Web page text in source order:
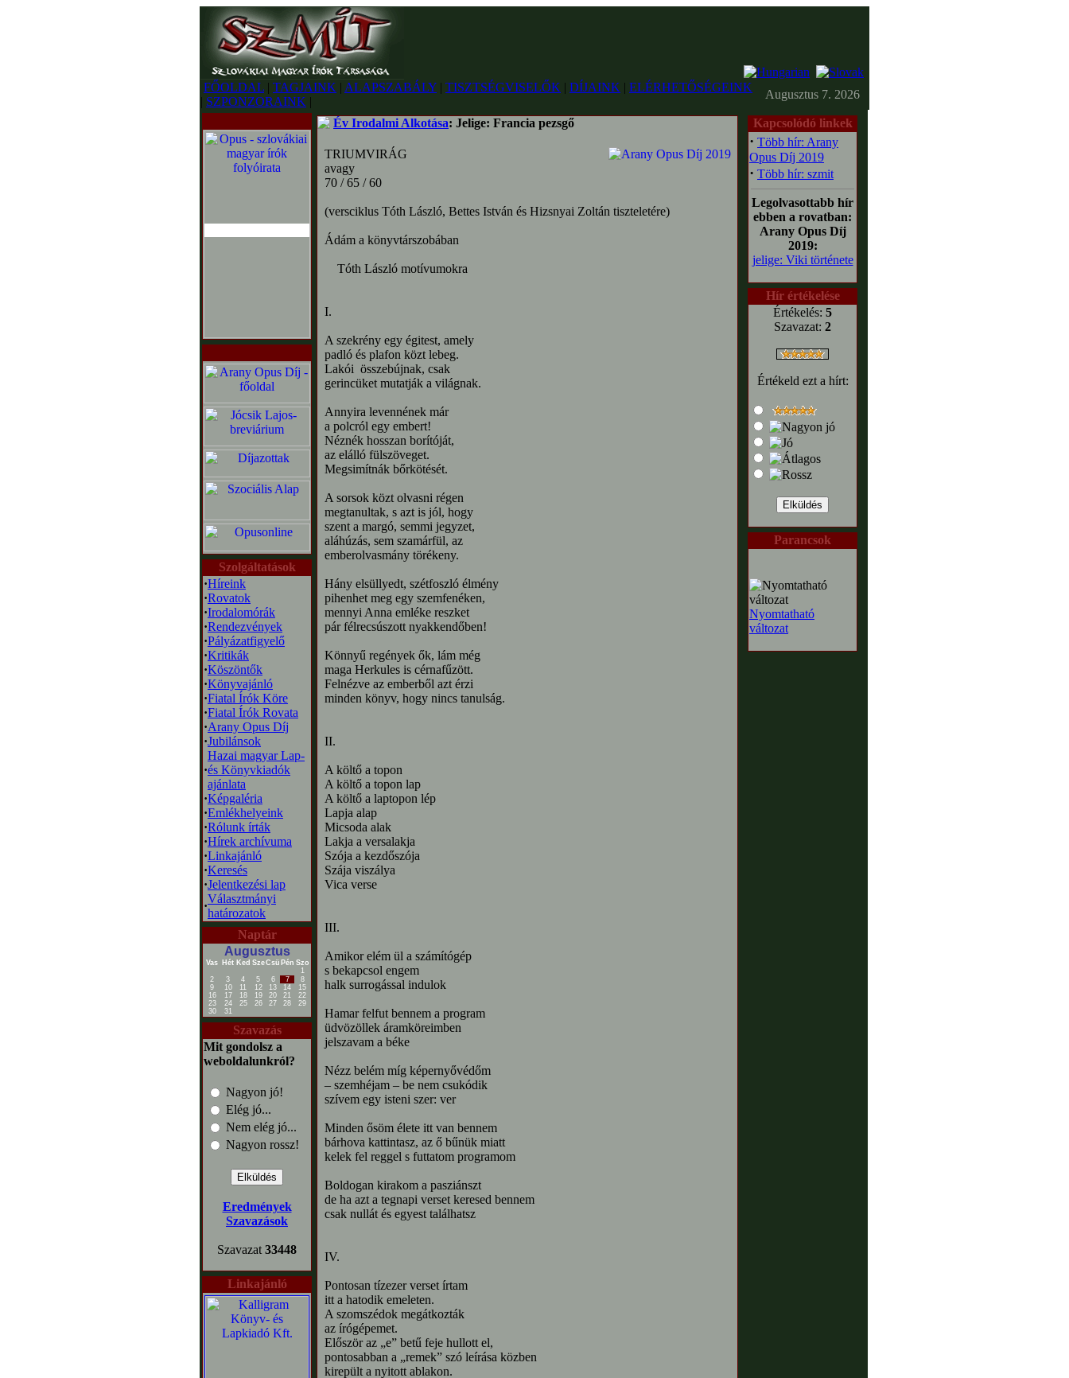
FŐOLDAL | TAGJAINK | ALAPSZABÁLY | TISZTSÉGVISELŐK | DÍJAINK | ELÉRHETŐSÉGEINK
| SZPONZORAINK |
Augusztus 7. 2026
Szolgáltatások
·Híreink
·Rovatok
·Irodalomórák
·Rendezvények
·Pályázatfigyelő
·Kritikák
·Köszöntők
·Könyvajánló
·Fiatal Írók Köre
·Fiatal Írók Rovata
·Arany Opus Díj
·Jubilánsok
·
Hazai magyar Lap-
és Könyvkiadók
ajánlata
·Képgaléria
·Emlékhelyeink
·Rólunk írták
·Hírek archívuma
·Linkajánló
·Keresés
·Jelentkezési lap
·
Választmányi
határozatok
Naptár
Augusztus
Vas Hét Ked SzeCsü Pén Szo
1
2
3 4 5 6 7
8
9
10 11 12 13 14
15
16
17 18 19 20 21
22
23
24 25 26 27 28
29
30
31
Szavazás
Mit gondolsz a
weboldalunkról?
Nagyon jó!
Elég jó...
Nem elég jó...
Nagyon rossz!
Eredmények
Szavazások
Szavazat 33448
Linkajánló
Év Irodalmi Alkotása: Jelige: Francia pezsgő
TRIUMVIRÁG
avagy
70 / 65 / 60
(versciklus Tóth László, Bettes István és Hizsnyai Zoltán tiszteletére)
Ádám a könyvtárszobában
Tóth László motívumokra
I.
A szekrény egy égitest, amely
padló és plafon közt lebeg.
Lakói összebújnak, csak
gerincüket mutatják a világnak.
Annyira levennének már
a polcról egy embert!
Néznék hosszan borítóját,
az elálló fülszöveget.
Megsimítnák bőrkötését.
A sorsok közt olvasni régen
megtanultak, s azt is jól, hogy
szent a margó, semmi jegyzet,
aláhúzás, sem szamárfül, az
emberolvasmány törékeny.
Hány elsüllyedt, szétfoszló élmény
pihenhet meg egy szemfenéken,
mennyi Anna emléke reszket
pár félrecsúszott nyakkendőben!
Könnyű regények ők, lám még
maga Herkules is cérnafűzött.
Felnézve az emberből azt érzi
minden könyv, hogy nincs tanulság.
II.
A költő a topon
A költő a topon lap
A költő a laptopon lép
Lapja alap
Micsoda alak
Lakja a versalakja
Szója a kezdőszója
Szája viszálya
Vica verse
III.
Amikor elém ül a számítógép
s bekapcsol engem
halk surrogással indulok
Hamar felfut bennem a program
üdvözöllek áramköreimben
jelszavam a béke
Nézz belém míg képernyővédőm
– szemhéjam – be nem csukódik
szívem egy isteni szer: ver
Minden ősöm élete itt van bennem
bárhova kattintasz, az ő bűnük miatt
kelek fel reggel s futtatom programom
Boldogan kirakom a pasziánszt
de ha azt a tegnapi verset keresed bennem
csak nullát és egyest találhatsz
IV.
Pontosan tízezer verset írtam
itt a hatodik emeleten.
A szomszédok megátkozták
az írógépemet.
Először az „e” betű feje hullott el,
pontosabban a „remek” szó leírása közben
kirepült a nyitott ablakon.
Kapcsolódó linkek
· Több hír: Arany
Opus Díj 2019
· Több hír: szmit
Legolvasottabb hír
ebben a rovatban:
Arany Opus Díj
2019:
jelige: Viki története
Hír értékelése
Értékelés: 5
Szavazat: 2
Értékeld ezt a hírt:
Parancsok
Nyomtatható
változat